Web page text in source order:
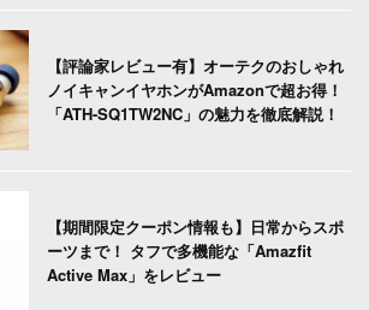
【評論家レビュー有】オーテクのおしゃれ
ノイキャンイヤホンがAmazonで超お得！
「ATH-SQ1TW2NC」の魅力を徹底解説！
【期間限定クーポン情報も】日常からスポ
ーツまで！ タフで多機能な「Amazfit
Active Max」をレビュー